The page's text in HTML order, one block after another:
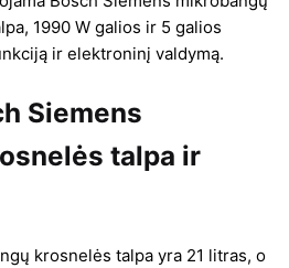
1990 W galios ir 5 galios
ir elektroninį valdymą.
Siemens
talpa ir
krosnelės talpa yra 21 litras, o